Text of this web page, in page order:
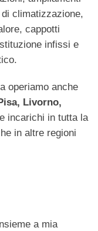
climatizzazione,
cappotti
infissi e
operiamo anche
Livorno,
incarichi in tutta la
in altre regioni
a mia